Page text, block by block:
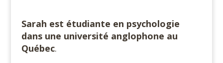
Sarah est étudiante en psychologie
dans une université anglophone au
Québec.